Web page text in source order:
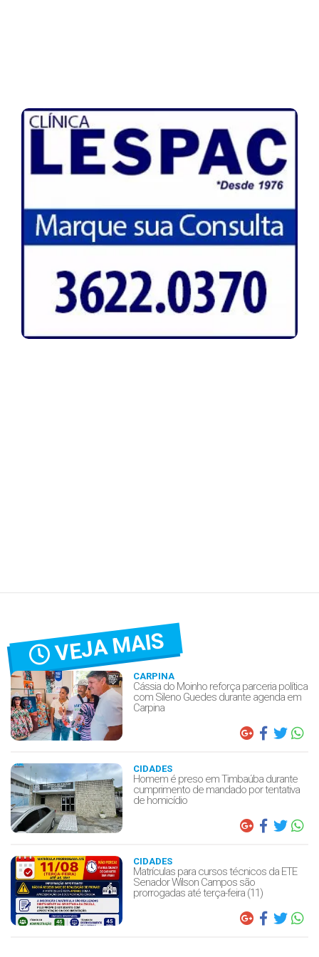
VEJA MAIS
CARPINA
Cássia do Moinho reforça parceria política
com Sileno Guedes durante agenda em
Carpina
CIDADES
Homem é preso em Timbaúba durante
cumprimento de mandado por tentativa
de homicídio
CIDADES
Matrículas para cursos técnicos da ETE
Senador Wilson Campos são
prorrogadas até terça-feira (11)